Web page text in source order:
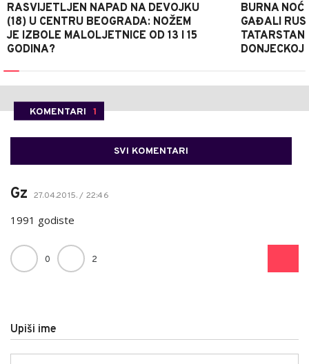
RASVIJETLJEN NAPAD NA DEVOJKU
(18) U CENTRU BEOGRADA: NOŽEM
JE IZBOLE MALOLJETNICE OD 13 I 15
GODINA?
BURNA NOĆ
GAĐALI
KOMENTARI 1
SVI KOMENTARI
Gz 27.04.2015. / 22:46
1991 godiste
0 2
Upiši ime